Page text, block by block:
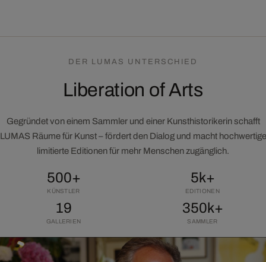
DER LUMAS UNTERSCHIED
Liberation of Arts
Gegründet von einem Sammler und einer Kunsthistorikerin schafft
LUMAS Räume für Kunst – fördert den Dialog und macht hochwertige
limitierte Editionen für mehr Menschen zugänglich.
500+
KÜNSTLER
5k+
EDITIONEN
19
GALLERIEN
350k+
SAMMLER